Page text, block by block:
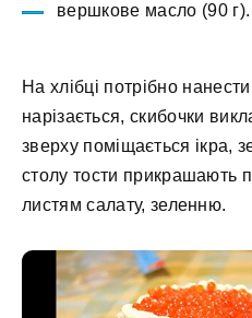
вершкове масло (90 г).
На хлібці потрібно
нарізається, скибочки
зверху поміщається ікра,
столу тости прикрашають
листям салату, зеленню.